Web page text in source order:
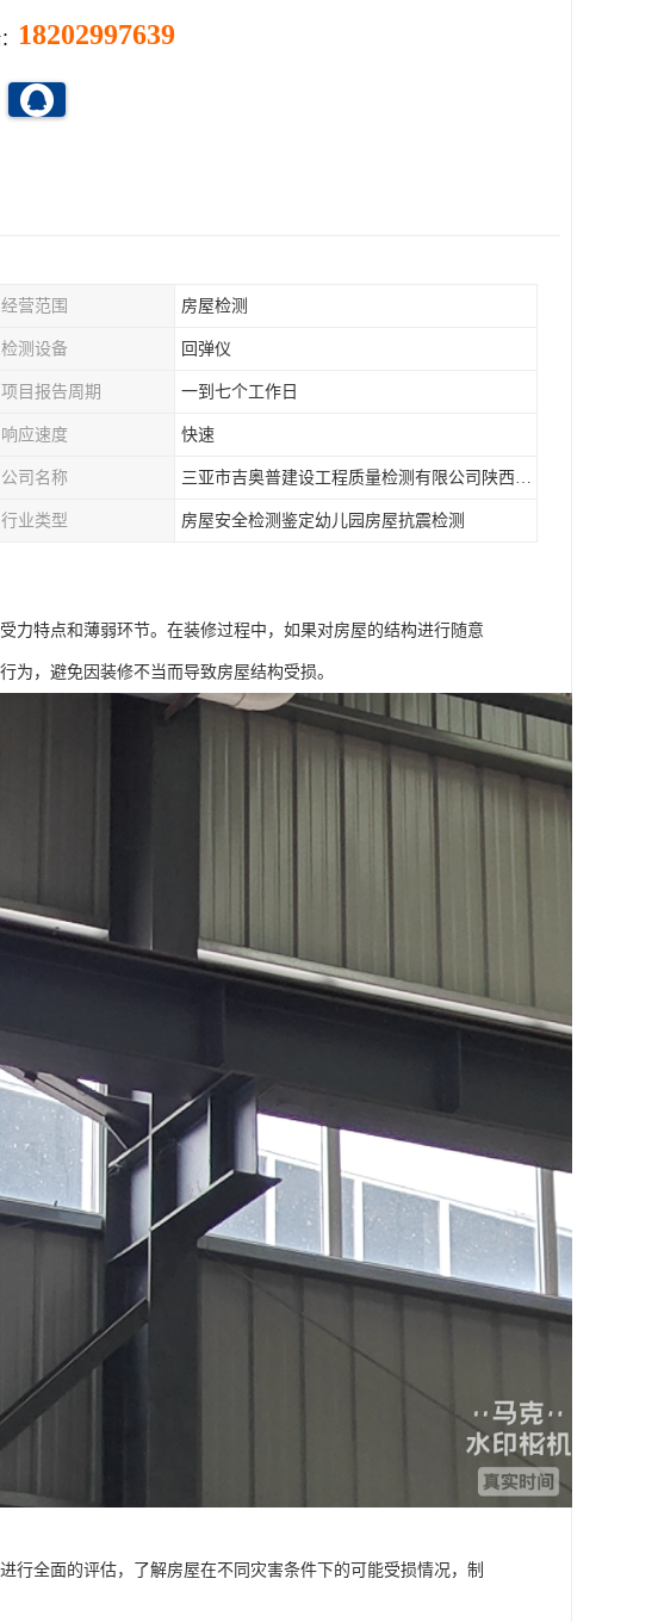
18202997639
经营范围 房屋检测
检测设备 回弹仪
项目报告周期 一到七个工作日
响应速度 快速
公司名称 三亚市吉奥普建设工程质量检测有限公司陕西分公司
行业类型 房屋安全检测鉴定幼儿园房屋抗震检测
力特点和薄弱环节。在装修过程中，如果对房屋的结构进行随意
为，避免因装修不当而导致房屋结构受损。
行全面的评估，了解房屋在不同灾害条件下的可能受损情况，制